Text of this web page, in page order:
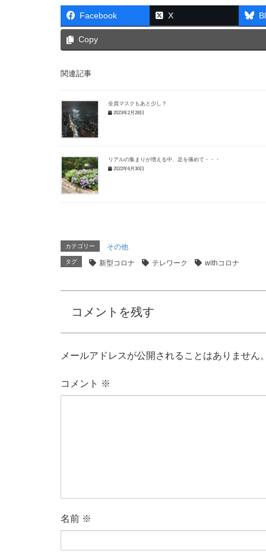
Facebook X
Copy
関連記事
全員マスクもあと少し？
2023年2月28日
リアルの集まりが増える中、足を痛めて・・・
2022年6月30日
カテゴリー その他
タグ 新型コロナ テレワーク withコロナ
コメントを残す
メールアドレスが公開されることはありません。
コメント ※
名前 ※